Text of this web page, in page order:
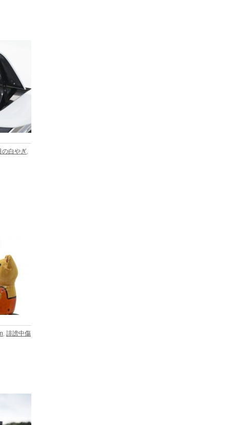
の白やぎ,
, 誹謗中傷